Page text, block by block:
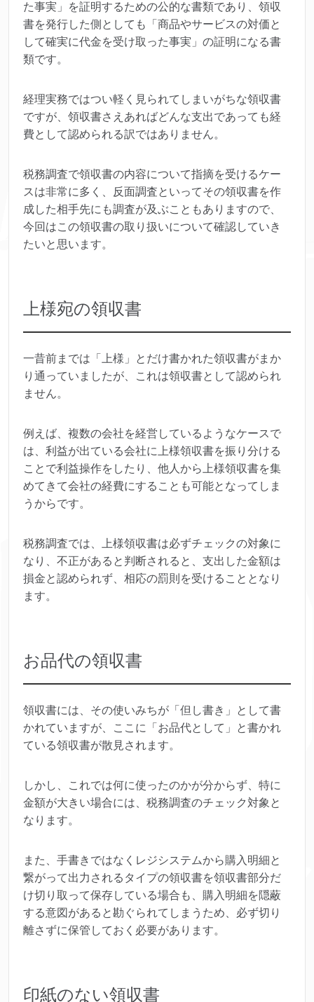
た事実」を証明するための公的な書類であり、領収
書を発行した側としても「商品やサービスの対価と
して確実に代金を受け取った事実」の証明になる書
類です。
経理実務ではつい軽く見られてしまいがちな領収書
ですが、領収書さえあればどんな支出であっても経
費として認められる訳ではありません。
税務調査で領収書の内容について指摘を受けるケー
スは非常に多く、反面調査といってその領収書を作
成した相手先にも調査が及ぶこともありますので、
今回はこの領収書の取り扱いについて確認していき
たいと思います。
上様宛の領収書
一昔前までは「上様」とだけ書かれた領収書がまか
り通っていましたが、これは領収書として認められ
ません。
例えば、複数の会社を経営しているようなケースで
は、利益が出ている会社に上様領収書を振り分ける
ことで利益操作をしたり、他人から上様領収書を集
めてきて会社の経費にすることも可能となってしま
うからです。
税務調査では、上様領収書は必ずチェックの対象に
なり、不正があると判断されると、支出した金額は
損金と認められず、相応の罰則を受けることとなり
ます。
お品代の領収書
領収書には、その使いみちが「但し書き」として書
かれていますが、ここに「お品代として」と書かれ
ている領収書が散見されます。
しかし、これでは何に使ったのかが分からず、特に
金額が大きい場合には、税務調査のチェック対象と
なります。
また、手書きではなくレジシステムから購入明細と
繋がって出力されるタイプの領収書を領収書部分だ
け切り取って保存している場合も、購入明細を隠蔽
する意図があると勘ぐられてしまうため、必ず切り
離さずに保管しておく必要があります。
印紙のない領収書